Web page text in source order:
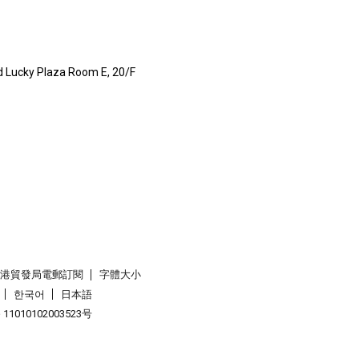
Lucky Plaza Room E, 20/F
貿發局電郵訂閱
字體大小
한국어
日本語
号